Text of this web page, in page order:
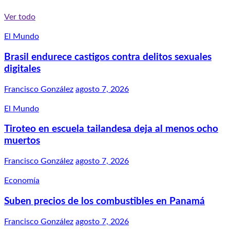
Ver todo
El Mundo
Brasil endurece castigos contra delitos sexuales
digitales
Francisco González agosto 7, 2026
El Mundo
Tiroteo en escuela tailandesa deja al menos ocho
muertos
Francisco González agosto 7, 2026
Economía
Suben precios de los combustibles en Panamá
Francisco González agosto 7, 2026